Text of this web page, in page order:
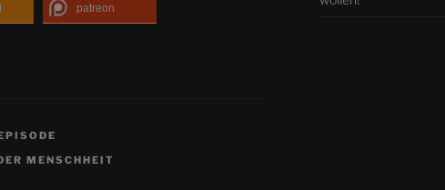
patreon
MENSCHHEIT